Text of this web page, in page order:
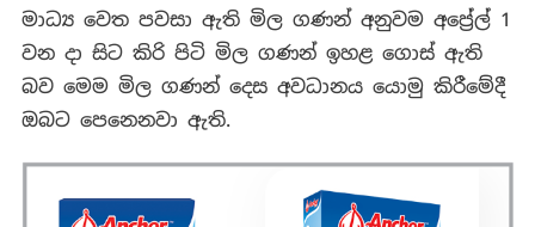
මාධ්‍ය වෙත පවසා ඇති මිල ගණන් අනුවම අප්‍රේල් 1
වන දා සිට කිරි පිටි මිල ගණන් ඉහළ ගොස් ඇති
බව මෙම මිල ගණන් දෙස අවධානය යොමු කිරීමේදී
ඔබට පෙනෙනවා ඇති.